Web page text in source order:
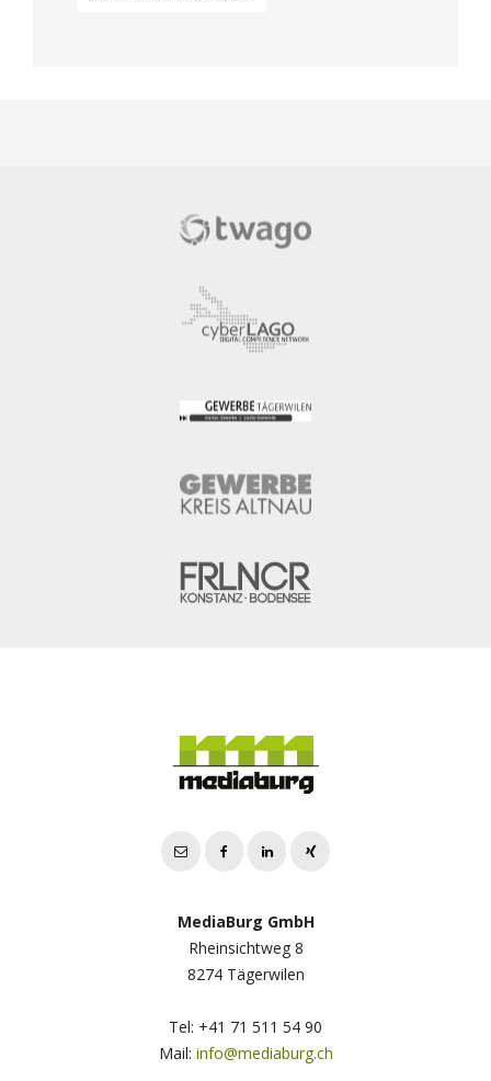
MediaBurg GmbH
Rheinsichtweg 8
8274 Tägerwilen
Tel: +41 71 511 54 90
Mail: info@mediaburg.ch